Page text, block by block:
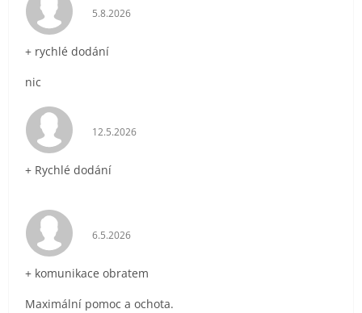
Hodnocení obchodu je 5 z 5 hvězdiček.
5.8.2026
+ rychlé dodání
nic
Hodnocení obchodu je 5 z 5 hvězdiček.
12.5.2026
+ Rychlé dodání
Hodnocení obchodu je 5 z 5 hvězdiček.
6.5.2026
+ komunikace obratem
Maximální pomoc a ochota.